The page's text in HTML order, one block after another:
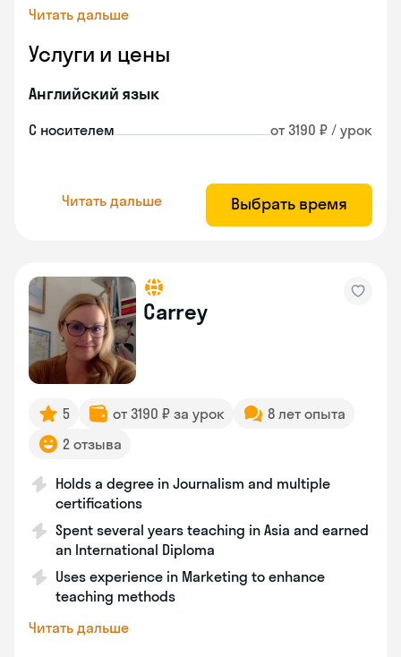
Читать дальше
Услуги и цены
Английский язык
С носителем от 3190 ₽ / урок
Читать дальше Выбрать время
Carrey
5 от 3190 ₽ за урок
8 лет опыта
2 отзыва
Holds a degree in Journalism and multiple
certifications
Spent several years teaching in Asia and earned
an International Diploma
Uses experience in Marketing to enhance
teaching methods
Читать дальше